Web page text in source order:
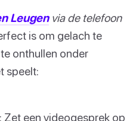
Leugenvia de telefoon
is om gelach te
onthullen onder
speelt:
: Zet een videogesprek op